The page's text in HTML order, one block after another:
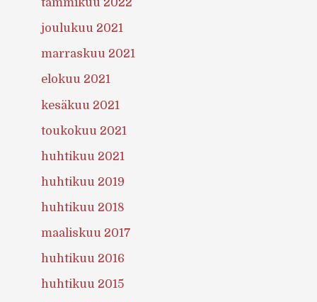
joulukuu 2021
marraskuu 2021
elokuu 2021
kesäkuu 2021
toukokuu 2021
huhtikuu 2021
huhtikuu 2019
huhtikuu 2018
maaliskuu 2017
huhtikuu 2016
huhtikuu 2015